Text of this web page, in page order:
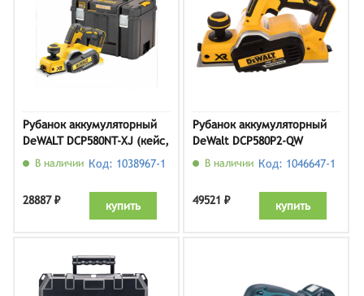
Рубанок аккумуляторный
DeWALT DCP580NT-XJ (кейс,
без АКБ и ЗУ)
В наличии Код: 1038967-1
28887 ₽ купить
Рубанок аккумуляторный
DeWalt DCP580P2-QW
В наличии Код: 1046647-1
49521 ₽ купить